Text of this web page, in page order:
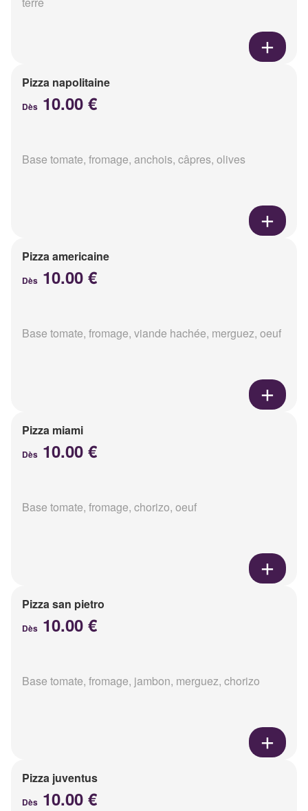
Pizza napolitaine
Dès 10.00 €
Base tomate, fromage, anchois, câpres, olives
Pizza americaine
Dès 10.00 €
Base tomate, fromage, viande hachée, merguez, oeuf
Pizza miami
Dès 10.00 €
Base tomate, fromage, chorizo, oeuf
Pizza san pietro
Dès 10.00 €
Base tomate, fromage, jambon, merguez, chorizo
Pizza juventus
Dès 10.00 €